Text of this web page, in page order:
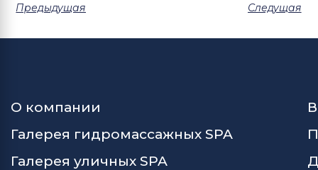
Предыдущая Следущая
О компании
Галерея гидромассажных SPA
Галерея уличных SPA